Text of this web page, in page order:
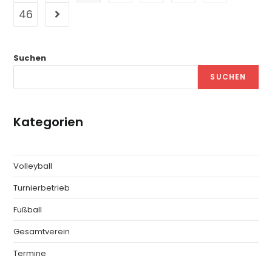
46
Suchen
SUCHEN
Kategorien
Volleyball
Turnierbetrieb
Fußball
Gesamtverein
Termine